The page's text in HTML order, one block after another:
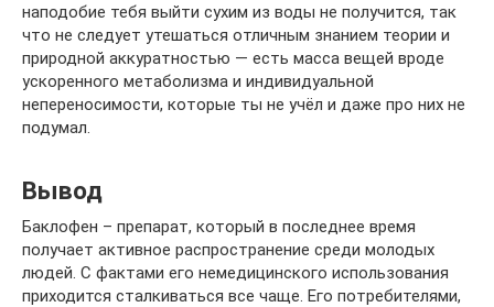
наподобие тебя выйти сухим из воды не получится, так
что не следует утешаться отличным знанием теории и
природной аккуратностью — есть масса вещей вроде
ускоренного метаболизма и индивидуальной
непереносимости, которые ты не учёл и даже про них не
подумал.
Вывод
Баклофен – препарат, который в последнее время
получает активное распространение среди молодых
людей. С фактами его немедицинского использования
приходится сталкиваться все чаще. Его потребителями,